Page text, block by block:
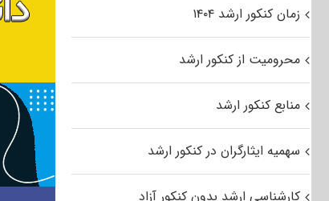
زمان کنکور ارشد ۱۴۰۴
محرومیت از کنکور ارشد
منابع کنکور ارشد
سهمیه ایثارگران در کنکور ارشد
کارشناسی ارشد بدون کنکور آزاد